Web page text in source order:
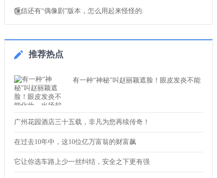
微信还有“偶像剧”版本，怎么用起来怪怪的.
推荐热点
有一种“神秘”叫赵丽颖遮脸！眼皮发炎不能
广州花园酒店三十五载，非凡为您再续传奇！
在过去10年中，这10位亿万富翁的财富飙
它让你选车路上少一丝纠结，安全之下更有强